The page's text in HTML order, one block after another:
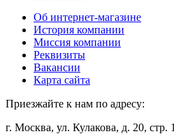
Об интернет-магазине
История компании
Миссия компании
Реквизиты
Вакансии
Карта сайта
Приезжайте к нам по адресу:
г. Москва, ул. Кулакова, д. 20, стр.